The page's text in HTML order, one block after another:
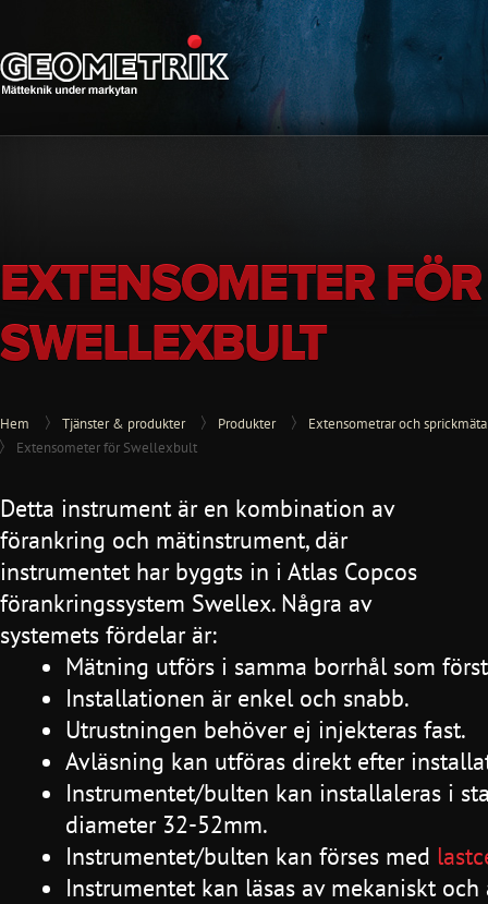
EXTENSOMETER FÖR
SWELLEXBULT
Hem Tjänster & produkter Produkter
Extensometrar och
Extensometer för Swellexbult
Detta instrument är en kombination av
förankring och mätinstrument, där
instrumentet har byggts in i Atlas Copcos
förankringssystem Swellex. Några av
systemets fördelar är:
Mätning utförs i samma borrhål som
Installationen är enkel och snabb.
Utrustningen behöver ej injekteras fast.
Avläsning kan utföras direkt efter
Instrumentet/bulten kan installaleras i
diameter 32-52mm.
Instrumentet/bulten kan förses med
Instrumentet kan läsas av mekaniskt